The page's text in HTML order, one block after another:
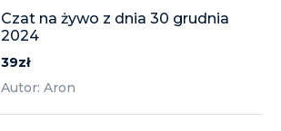
Czat na żywo z dnia 30 grudnia
2024
39zł
Autor: Aron